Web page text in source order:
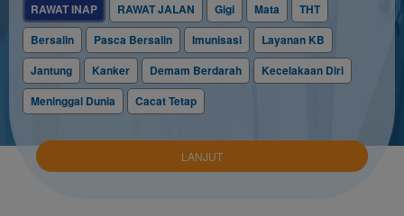
RAWAT INAP RAWAT JALAN Gigi Mata
THT
Bersalin
Pasca Bersalin Imunisasi
Layanan KB
Jantung
Kanker Demam Berdarah
Kecelakaan Diri
Meninggal Dunia
Cacat Tetap